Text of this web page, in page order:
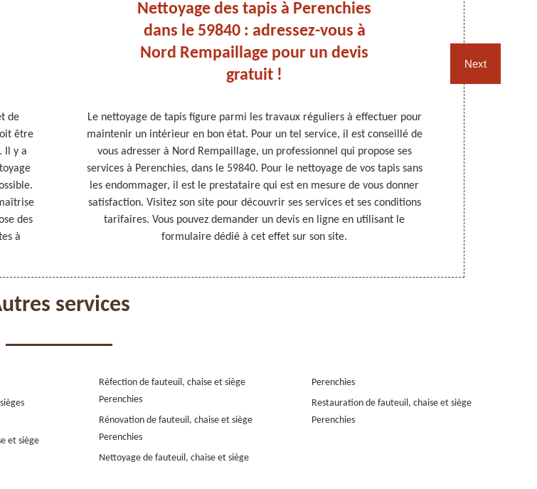
de
être
Il y a
des
à
Nettoyage des tapis à Perenchies
dans le 59840 : adressez-vous à
Nord Rempaillage pour un devis
gratuit !
Le nettoyage de tapis figure parmi les travaux réguliers à effectuer pour
maintenir un intérieur en bon état. Pour un tel service, il est conseillé de
vous adresser à Nord Rempaillage, un professionnel qui propose ses
services à Perenchies, dans le 59840. Pour le nettoyage de vos tapis sans
les endommager, il est le prestataire qui est en mesure de vous donner
satisfaction. Visitez son site pour découvrir ses services et ses conditions
tarifaires. Vous pouvez demander un devis en ligne en utilisant le
formulaire dédié à cet effet sur son site.
Next
services
et siège
Réfection de fauteuil, chaise et siège
Perenchies
Rénovation de fauteuil, chaise et siège
Perenchies
Nettoyage de fauteuil, chaise et siège
Perenchies
Restauration de fauteuil, chaise et siège
Perenchies